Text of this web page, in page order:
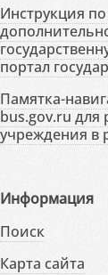
Инструкция
портал
Памятка-
bus.gov.ru для
учреждения в
Информация
Поиск
Карта сайта